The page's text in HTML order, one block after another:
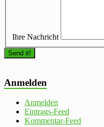
Ihre Nachricht
Anmelden
Anmelden
Eintrags-Feed
Kommentar-Feed